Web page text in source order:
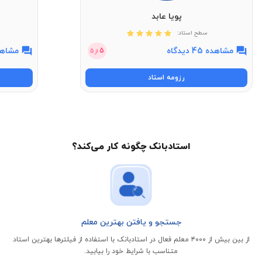
پویا عابد
سطح استاد:
مشاهده 45 دیدگاه 5 از 5
رزومه استاد
مشاهده
استادبانک چگونه کار می‌کند؟
جستجو و یافتن بهترین معلم
از بین بیش از ۴۰۰۰ معلم فعال در استادبانک با استفاده از فیلتر‌ها بهترین استاد
متناسب با شرایط خود را بیابید.